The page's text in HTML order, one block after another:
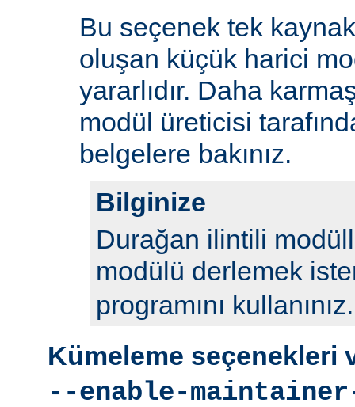
Bu seçenek tek
oluşan küçük harici
yararlıdır. Daha
modül üreticisi
belgelere bakınız.
Bilginize
Durağan ilintili
modülü derlemek
programını kullanınız.
Kümeleme seçenekleri
--enable-maintainer-